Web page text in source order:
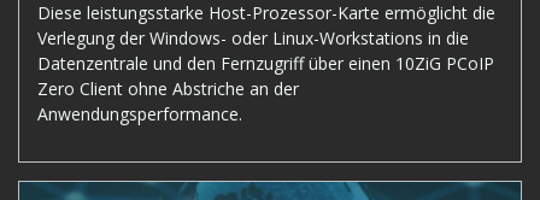
Diese leistungsstarke Host-Prozessor-Karte ermöglicht die
Verlegung der Windows- oder Linux-Workstations in die
Datenzentrale und den Fernzugriff über einen 10ZiG PCoIP
Zero Client ohne Abstriche an der
Anwendungsperformance.